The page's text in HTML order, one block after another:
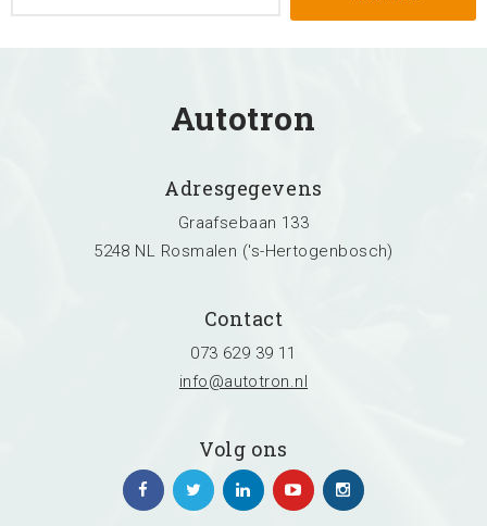
Autotron
Adresgegevens
Graafsebaan 133
5248 NL Rosmalen ('s-Hertogenbosch)
Contact
073 629 39 11
info@autotron.nl
Volg ons